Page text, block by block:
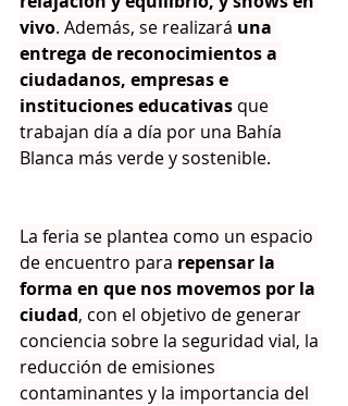
vivo. Además, se realizará una
entrega de reconocimientos a
ciudadanos, empresas e
instituciones educativas que
trabajan día a día por una Bahía
Blanca más verde y sostenible.
La feria se plantea como un espacio
de encuentro para repensar la
forma en que nos movemos por la
ciudad, con el objetivo de generar
conciencia sobre la seguridad vial, la
reducción de emisiones
contaminantes y la importancia del